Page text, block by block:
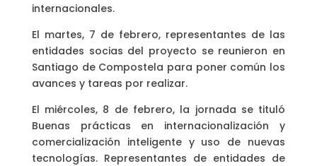
internacionales.
El martes, 7 de febrero, representantes de las
entidades socias del proyecto se reunieron en
Santiago de Compostela para poner común los
avances y tareas por realizar.
El miércoles, 8 de febrero, la jornada se tituló
Buenas prácticas en internacionalización y
comercialización inteligente y uso de nuevas
tecnologías. Representantes de entidades de